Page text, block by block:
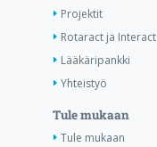
Projektit
Rotaract ja Interact
Lääkäripankki
Yhteistyö
Tule mukaan
Tule mukaan